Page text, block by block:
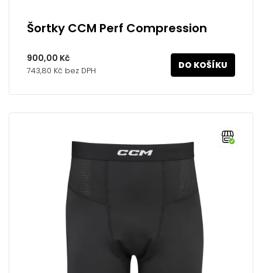
Šortky CCM Perf Compression
900,00 Kč
743,80 Kč bez DPH DO KOŠÍKU